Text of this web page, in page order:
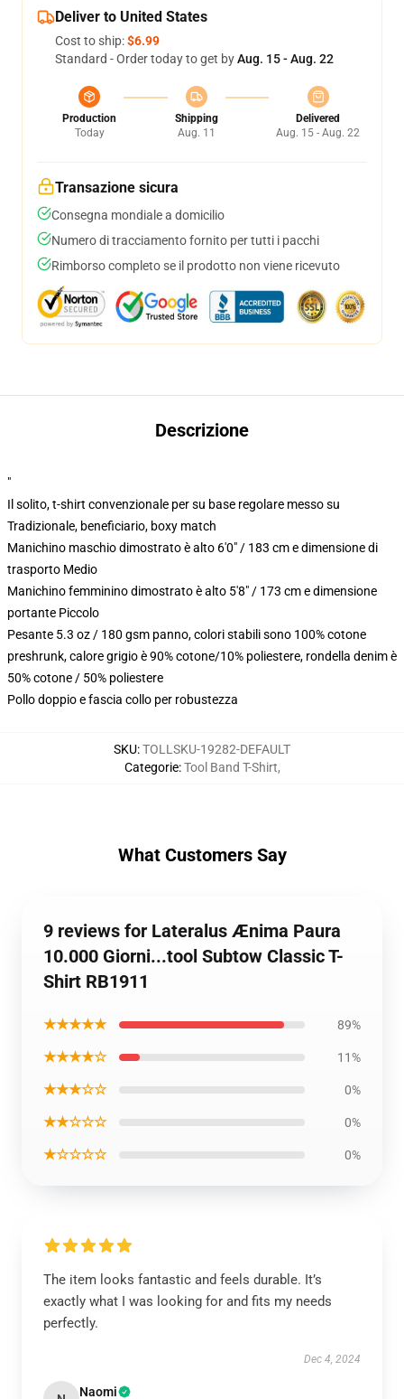
Deliver to United States
Cost to ship:$6.99
Standard - Order today to get byAug. 15 - Aug. 22
Production
Today
Shipping
Aug. 11
Delivered
Aug. 15 - Aug. 22
Transazione sicura
Consegna mondiale a domicilio
Numero di tracciamento fornito per tutti i pacchi
Rimborso completo se il prodotto non viene ricevuto
Descrizione
"
Il solito, t-shirt convenzionale per su base regolare messo su
Tradizionale, beneficiario, boxy match
Manichino maschio dimostrato è alto 6'0" / 183 cm e dimensione di
trasporto Medio
Manichino femminino dimostrato è alto 5'8" / 173 cm e dimensione
portante Piccolo
Pesante 5.3 oz / 180 gsm panno, colori stabili sono 100% cotone
preshrunk, calore grigio è 90% cotone/10% poliestere, rondella denim è
50% cotone / 50% poliestere
Pollo doppio e fascia collo per robustezza
SKU:TOLLSKU-19282-DEFAULT
Categorie:Tool Band T-Shirt,
What Customers Say
9 reviews for Lateralus Ænima Paura
10.000 Giorni...tool Subtow Classic T-
Shirt RB1911
★★★★★ 89%
★★★★☆ 11%
★★★☆☆ 0%
★★☆☆☆ 0%
★☆☆☆☆ 0%
The item looks fantastic and feels durable. It’s
exactly what I was looking for and fits my needs
perfectly.
Dec 4, 2024
Naomi